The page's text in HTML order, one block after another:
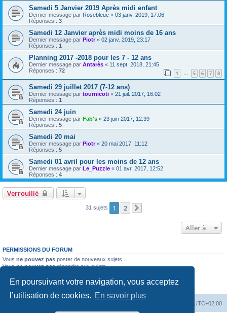
En poursuivant votre navigation, vous acceptez
l’utilisation de cookies. En savoir plus
Samedi 5 Janvier 2019 Après midi enfant
Dernier message par Rosebleue « 03 janv. 2019, 17:06
Réponses : 3
Samedi 12 Janvier après midi moins de 16 ans
Dernier message par Piotr« 02 janv. 2019, 23:17
Réponses : 1
Planning 2017 -2018 pour les 7 - 12 ans
Dernier message par Antarès « 11 sept. 2018, 21:45
Réponses : 72 1 … 5 6 7 8
Samedi 29 juillet 2017 (7-12 ans)
Dernier message par tournicoti « 21 juil. 2017, 16:02
Réponses : 1
Samedi 24 juin
Dernier message par Fab's « 23 juin 2017, 12:39
Réponses : 5
Samedi 20 mai
Dernier message par Piotr« 20 mai 2017, 11:12
Réponses : 5
Samedi 01 avril pour les moins de 12 ans
Dernier message par Le_Puzzle « 01 avr. 2017, 12:52
Réponses : 4
Verrouillé
31 sujets 1 2
Aller à
PERMISSIONS DU FORUM
Vous ne pouvez pas poster de nouveaux sujets
Vousne pouvez pasrépondre aux sujets
Vousne pouvez passupprimer vos messages
ne pouvez pas joindre des fichiers
UTC+02:00